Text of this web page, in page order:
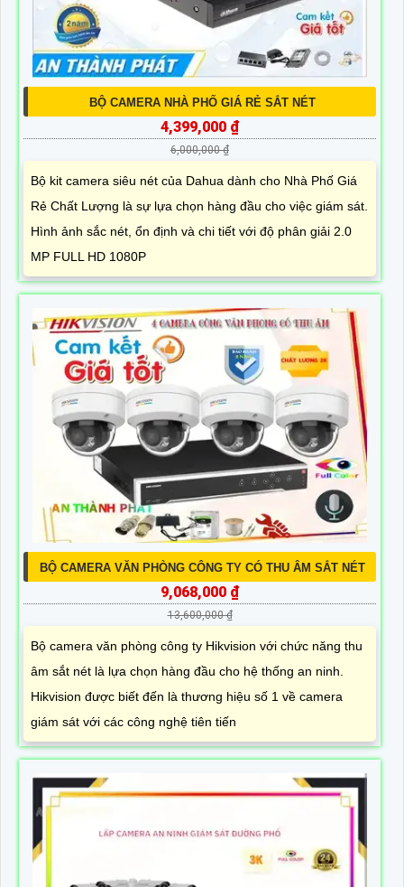
BỘ CAMERA NHÀ PHỐ GIÁ RẺ SẮT NÉT
4,399,000 ₫
6,000,000 ₫
Bộ kit camera siêu nét của Dahua dành cho Nhà Phố Giá
Rẻ Chất Lượng là sự lựa chọn hàng đầu cho việc giám sát.
Hình ảnh sắc nét, ổn định và chi tiết với độ phân giải 2.0
MP FULL HD 1080P
BỘ CAMERA VĂN PHÒNG CÔNG TY CÓ THU ÂM SẮT NÉT
9,068,000 ₫
13,600,000 ₫
Bộ camera văn phòng công ty Hikvision với chức năng thu
âm sắt nét là lựa chọn hàng đầu cho hệ thống an ninh.
Hikvision được biết đến là thương hiệu số 1 về camera
giám sát với các công nghệ tiên tiến